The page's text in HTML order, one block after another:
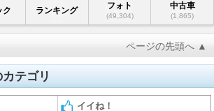
ク ランキング フォト
(49,304)
中古車
(1,865)
ページの先頭へ ▲
テゴリ
イイね！